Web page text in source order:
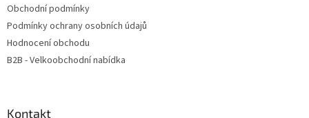
Obchodní podmínky
Podmínky ochrany osobních údajů
Hodnocení obchodu
B2B - Velkoobchodní nabídka
Kontakt